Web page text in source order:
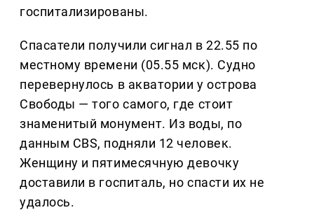
госпитализированы.
Спасатели получили сигнал в 22.55 по
местному времени (05.55 мск). Судно
перевернулось в акватории у острова
Свободы — того самого, где стоит
знаменитый монумент. Из воды, по
данным CBS, подняли 12 человек.
Женщину и пятимесячную девочку
доставили в госпиталь, но спасти их не
удалось.